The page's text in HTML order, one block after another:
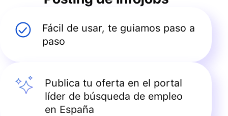
Fácil de usar, te guiamos paso a
paso
Publica tu oferta en el portal
líder de búsqueda de empleo
en España